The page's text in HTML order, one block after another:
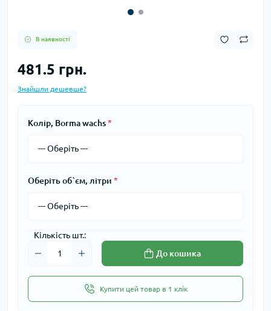
В наявності
481.5 грн.
Знайшли дешевше?
Колір, Borma wachs*
Оберіть об`єм, літри *
Кількість шт.:
До кошика
Купити цей товар в 1 клік